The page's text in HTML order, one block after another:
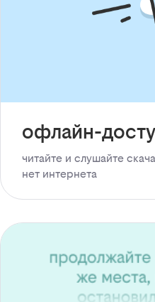
офлайн-
читайте и слушайте
нет интернета